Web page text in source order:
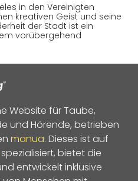
in den Vereinigten
kreativen Geist und seine
der Stadt ist ein
vorübergehend
Website für Taube,
und Hörende, betrieben
manua. Dieses ist auf
spezialisiert, bietet die
entwickelt inklusive